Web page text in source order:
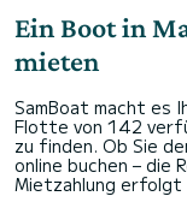
Ein Boot in
mieten
SamBoat macht es
Flotte von 142
zu finden. Ob Sie
online buchen – die
Mietzahlung erfolgt